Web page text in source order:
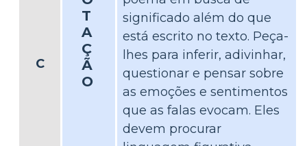
C
T
A
Ç
Ã
O
significado além do que
está escrito no texto. Peça-
lhes para inferir, adivinhar,
questionar e pensar sobre
as emoções e sentimentos
que as falas evocam. Eles
devem procurar